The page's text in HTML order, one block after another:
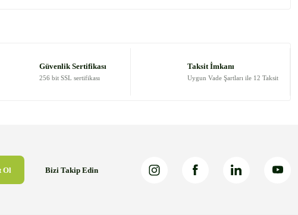
Güvenlik Sertifikası
256 bit SSL sertifikası
Taksit İmkanı
Uygun Vade Şartları ile 12 Taksit
Ol Bizi Takip Edin